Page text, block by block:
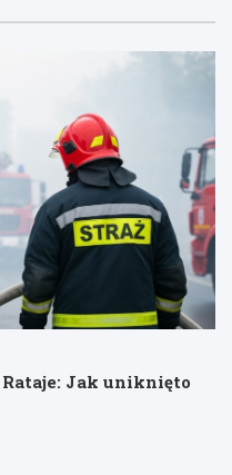
Jak uniknięto